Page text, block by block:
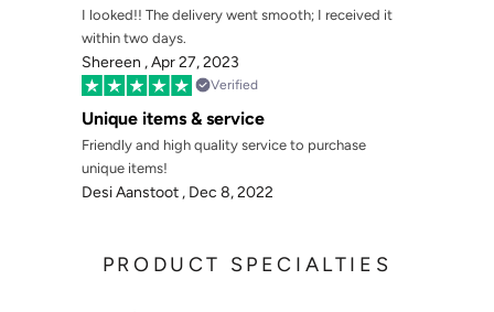
I looked!! The delivery went smooth; I received it
within two days.
Shereen ,Apr 27, 2023
Verified
Unique items & service
Friendly and high quality service to purchase
unique items!
Desi Aanstoot , Dec 8, 2022
PRODUCT SPECIALTIES